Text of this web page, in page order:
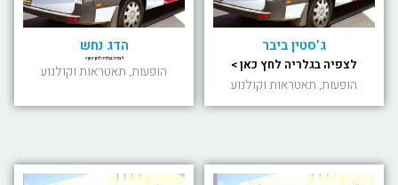
ג’סטין ביבר
לצפיה בגלריה לחץ כאן >
הופעות, תאטראות וקולנוע
הדג נחש
לצפיה בגלריה לחץ כאן >
הופעות, תאטראות וקולנוע